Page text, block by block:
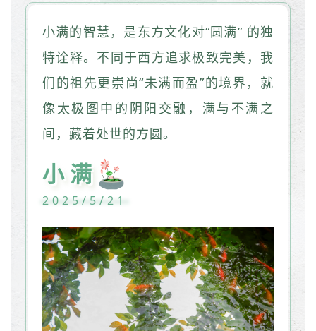
小满的智慧，是东方文化对“圆满” 的独
特诠释。不同于西方追求极致完美，我
们的祖先更崇尚“未满而盈”的境界，就
像太极图中的阴阳交融，满与不满之
间，藏着处世的方圆。
小满
2025/5/21